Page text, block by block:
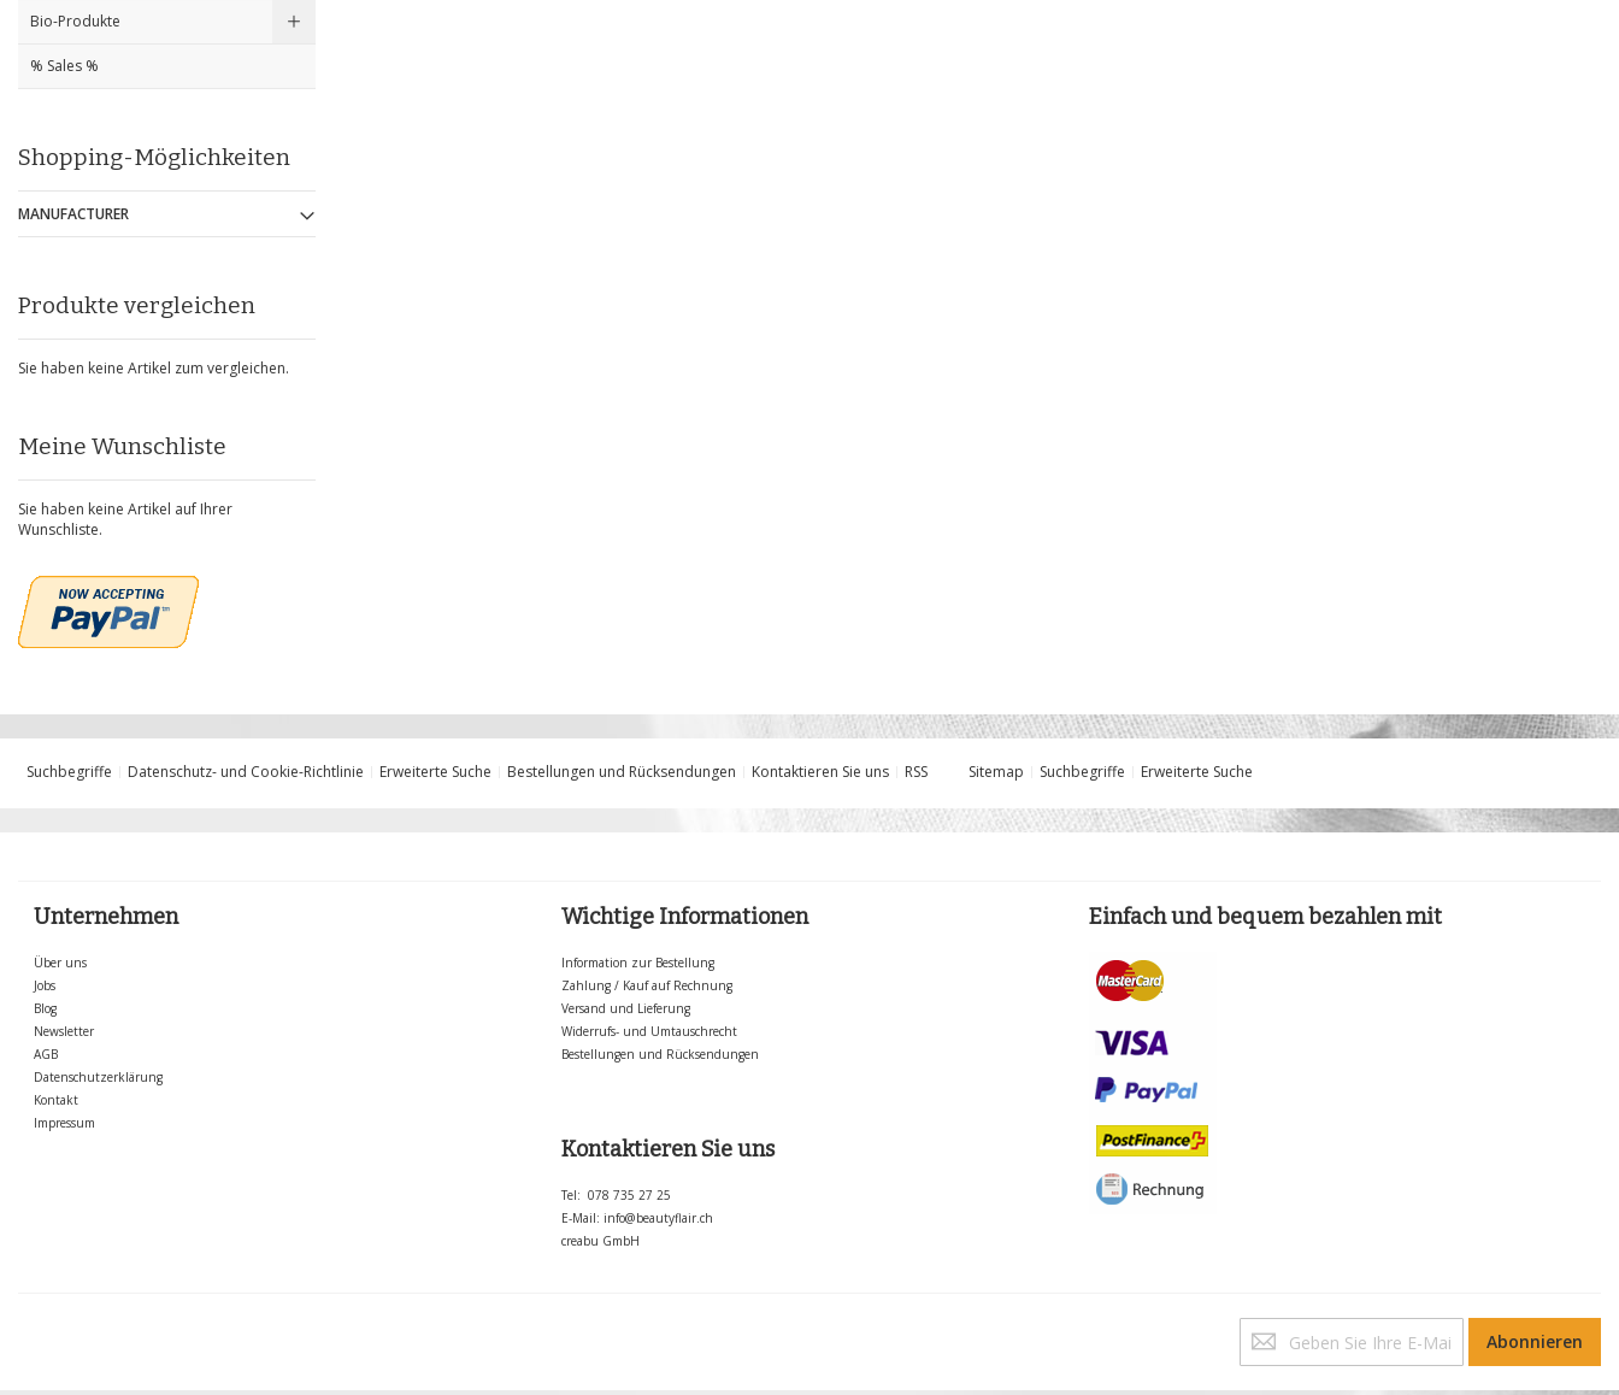
Bio-Produkte
% Sales %
Shopping-Möglichkeiten
MANUFACTURER
Produkte vergleichen
Sie haben keine Artikel zum vergleichen.
Meine Wunschliste
Sie haben keine Artikel auf Ihrer
Wunschliste.
Suchbegriffe Datenschutz- und Cookie-Richtlinie Erweiterte Suche Bestellungen und Rücksendungen Kontaktieren Sie uns RSS Sitemap Suchbegriffe Erweiterte Suche
Unternehmen
Über uns
Jobs
Blog
Newsletter
AGB
Datenschutzerklärung
Kontakt
Impressum
Wichtige Informationen
Information zur Bestellung
Zahlung / Kauf auf Rechnung
Versand und Lieferung
Widerrufs- und Umtauschrecht
Bestellungen und Rücksendungen
Kontaktieren Sie uns
Tel: 078 735 27 25
E-Mail: info@beautyflair.ch
creabu GmbH
Einfach und bequem bezahlen mit
Sie
sich
für
Abonnieren